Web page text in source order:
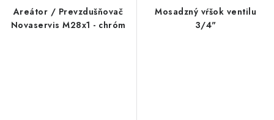
Areátor / Prevzdušňovač
Novaservis M28x1 - chróm
Mosadzný vŕšok ventilu
3/4"